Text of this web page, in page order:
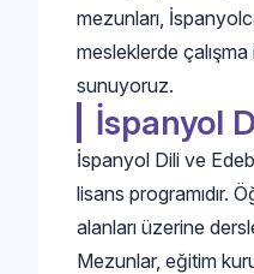
mezunları,
mesleklerde
sunuyoruz.
İspanyol
İspanyol Dili ve
lisans programıdır.
alanları üzerine
Mezunlar, eğitim